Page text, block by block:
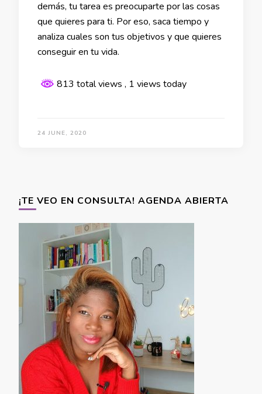
demás, tu tarea es preocuparte por las cosas
que quieres para ti. Por eso, saca tiempo y
analiza cuales son tus objetivos y que quieres
conseguir en tu vida.
813 total views , 1 views today
24 JUNE, 2020
¡TE VEO EN CONSULTA! AGENDA ABIERTA